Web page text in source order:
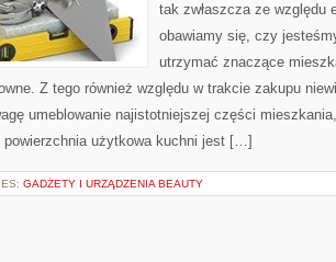
tak zwłaszcza ze względu
obawiamy się, czy
utrzymać znaczące
Z tego również względu w trakcie zakupu
umeblowanie najistotniejszej części
powierzchnia użytkowa kuchni jest […]
GADŻETY I URZĄDZENIA BEAUTY